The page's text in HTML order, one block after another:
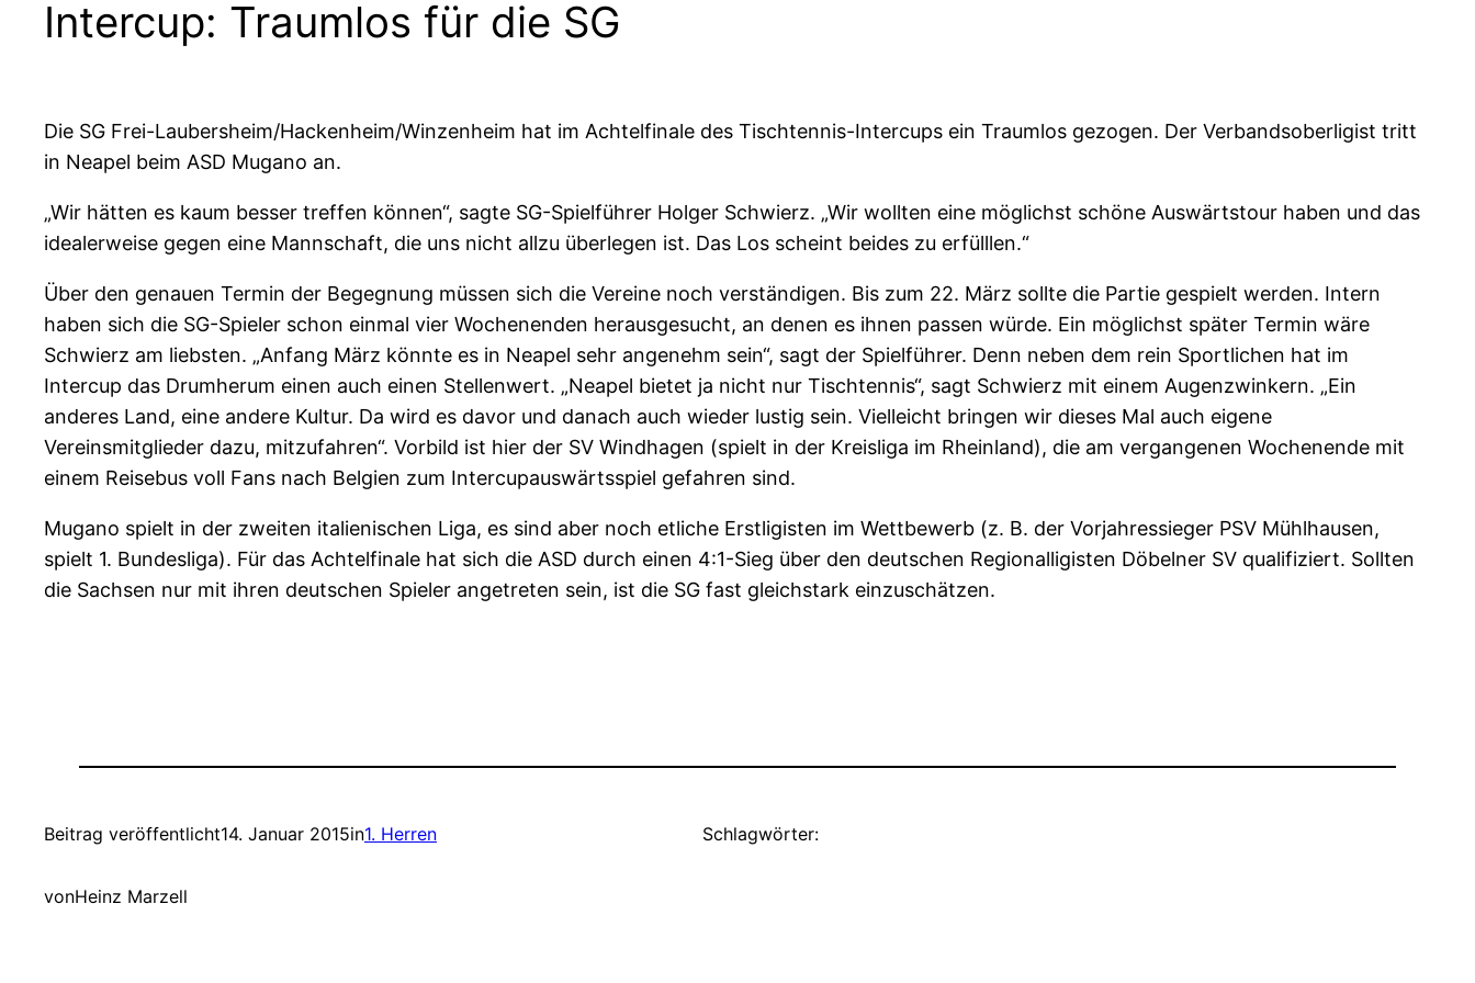
Intercup: Traumlos für die SG
Die SG Frei-Laubersheim/Hackenheim/Winzenheim hat im Achtelfinale des Tischtennis-Intercups ein Traumlos gezogen. Der Verbandsoberligist tritt
in Neapel beim ASD Mugano an.
„Wir hätten es kaum besser treffen können“, sagte SG-Spielführer Holger Schwierz. „Wir wollten eine möglichst schöne Auswärtstour haben und das
idealerweise gegen eine Mannschaft, die uns nicht allzu überlegen ist. Das Los scheint beides zu erfülllen.“
Über den genauen Termin der Begegnung müssen sich die Vereine noch verständigen. Bis zum 22. März sollte die Partie gespielt werden. Intern
haben sich die SG-Spieler schon einmal vier Wochenenden herausgesucht, an denen es ihnen passen würde. Ein möglichst später Termin wäre
Schwierz am liebsten. „Anfang März könnte es in Neapel sehr angenehm sein“, sagt der Spielführer. Denn neben dem rein Sportlichen hat im
Intercup das Drumherum einen auch einen Stellenwert. „Neapel bietet ja nicht nur Tischtennis“, sagt Schwierz mit einem Augenzwinkern. „Ein
anderes Land, eine andere Kultur. Da wird es davor und danach auch wieder lustig sein. Vielleicht bringen wir dieses Mal auch eigene
Vereinsmitglieder dazu, mitzufahren“. Vorbild ist hier der SV Windhagen (spielt in der Kreisliga im Rheinland), die am vergangenen Wochenende mit
einem Reisebus voll Fans nach Belgien zum Intercupauswärtsspiel gefahren sind.
Mugano spielt in der zweiten italienischen Liga, es sind aber noch etliche Erstligisten im Wettbewerb (z. B. der Vorjahressieger PSV Mühlhausen,
spielt 1. Bundesliga). Für das Achtelfinale hat sich die ASD durch einen 4:1-Sieg über den deutschen Regionalligisten Döbelner SV qualifiziert. Sollten
die Sachsen nur mit ihren deutschen Spieler angetreten sein, ist die SG fast gleichstark einzuschätzen.
Beitrag veröffentlicht14. Januar 2015in1. Herren
vonHeinz Marzell
Schlagwörter: